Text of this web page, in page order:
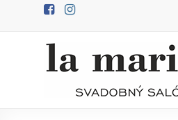
Predaj
svadobných